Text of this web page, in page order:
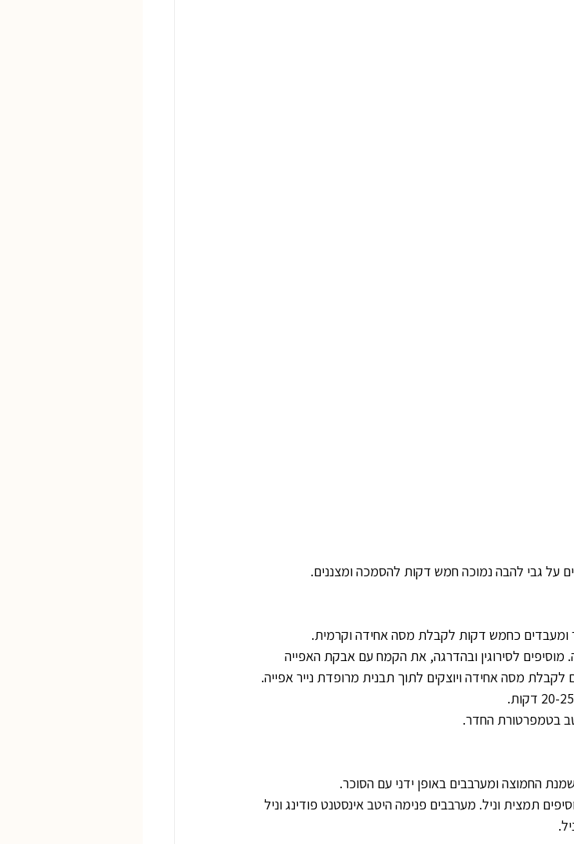
על גבי להבה נמוכה חמש דקות להסמכה ומצננים.
ומעבדים כחמש דקות לקבלת מסה אחידה וקרמית.
לסירוגין ובהדרגה, את הקמח עם אבקת האפייה
מסה אחידה ויוצקים לתוך תבנית מרופדת נייר אפייה.
בטמפרטורת החדר.
החמוצה ומערבבים באופן ידני עם הסוכר.
תמצית וניל. מערבבים פנימה היטב אינסטנט פודינג וניל